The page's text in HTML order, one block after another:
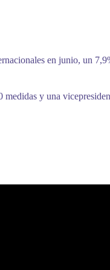
en junio, un
y una